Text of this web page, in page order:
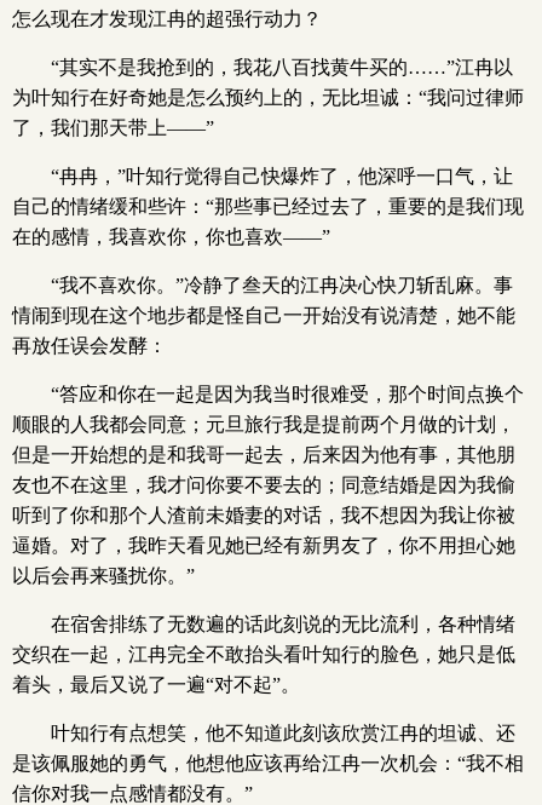
怎么现在才发现江冉的超强行动力？
“其实不是我抢到的，我花八百找黄牛买的……”江冉以
为叶知行在好奇她是怎么预约上的，无比坦诚：“我问过律师
了，我们那天带上——”
“冉冉，”叶知行觉得自己快爆炸了，他深呼一口气，让
自己的情绪缓和些许：“那些事已经过去了，重要的是我们现
在的感情，我喜欢你，你也喜欢——”
“我不喜欢你。”冷静了叁天的江冉决心快刀斩乱麻。事
情闹到现在这个地步都是怪自己一开始没有说清楚，她不能
再放任误会发酵：
“答应和你在一起是因为我当时很难受，那个时间点换个
顺眼的人我都会同意；元旦旅行我是提前两个月做的计划，
但是一开始想的是和我哥一起去，后来因为他有事，其他朋
友也不在这里，我才问你要不要去的；同意结婚是因为我偷
听到了你和那个人渣前未婚妻的对话，我不想因为我让你被
逼婚。对了，我昨天看见她已经有新男友了，你不用担心她
以后会再来骚扰你。”
在宿舍排练了无数遍的话此刻说的无比流利，各种情绪
交织在一起，江冉完全不敢抬头看叶知行的脸色，她只是低
着头，最后又说了一遍“对不起”。
叶知行有点想笑，他不知道此刻该欣赏江冉的坦诚、还
是该佩服她的勇气，他想他应该再给江冉一次机会：“我不相
信你对我一点感情都没有。”